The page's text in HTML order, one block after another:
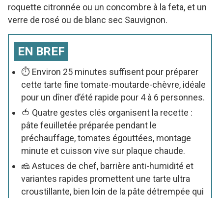
roquette citronnée ou un concombre à la feta, et un
verre de rosé ou de blanc sec Sauvignon.
EN BREF
⏱️ Environ 25 minutes suffisent pour préparer
cette tarte fine tomate-moutarde-chèvre, idéale
pour un dîner d’été rapide pour 4 à 6 personnes.
🍅 Quatre gestes clés organisent la recette :
pâte feuilletée préparée pendant le
préchauffage, tomates égouttées, montage
minute et cuisson vive sur plaque chaude.
🧀 Astuces de chef, barrière anti-humidité et
variantes rapides promettent une tarte ultra
croustillante, bien loin de la pâte détrempée qui